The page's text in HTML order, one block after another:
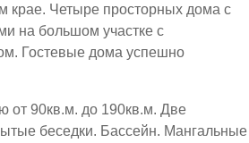
крае. Четыре просторных дома с
на большом участке с
Гостевые дома успешно
от 90кв.м. до 190кв.м. Две
беседки. Бассейн. Мангальные